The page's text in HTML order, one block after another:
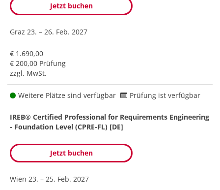
Jetzt buchen
Graz 23. – 26. Feb. 2027
€ 1.690,00
€ 200,00 Prüfung
zzgl. MwSt.
Weitere Plätze sind verfügbar Prüfung ist verfügbar
IREB® Certified Professional for Requirements Engineering
- Foundation Level (CPRE-FL) [DE]
Jetzt buchen
Wien 23. – 25. Feb. 2027